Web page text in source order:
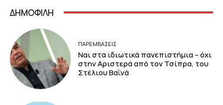
ΔΗΜΟΦΙΛΗ
ΠΑΡΕΜΒΑΣΕΙΣ
Ναι στα ιδιωτικά πανεπιστήμια – όχι
στην Αριστερά από τον Τσίπρα, του
Στέλιου Βαϊνά